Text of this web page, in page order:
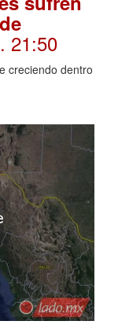
. 21:50
creciendo dentro